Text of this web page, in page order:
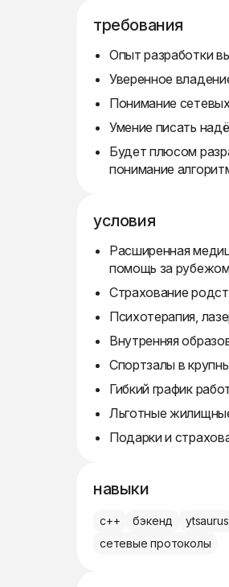
требования
Опыт разработки
Уверенное
Понимание
Умение писать
Будет плюсом
понимание
условия
Расширенная
помощь за
Страхование
Психотерапия,
Внутренняя
Спортзалы в
Гибкий график
Льготные
Подарки и
навыки
c++ бэкенд ytsaurus
сетевые протоколы